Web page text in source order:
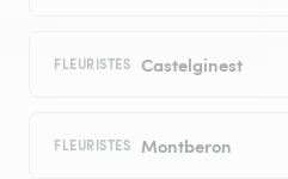
FLEURISTES Castelginest
FLEURISTES Montberon